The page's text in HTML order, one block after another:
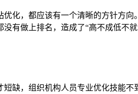
优化，都应该有一个清晰的方针方
没有做上排名，造成了“高不成低不
短缺，组织机构人员专业优化技能